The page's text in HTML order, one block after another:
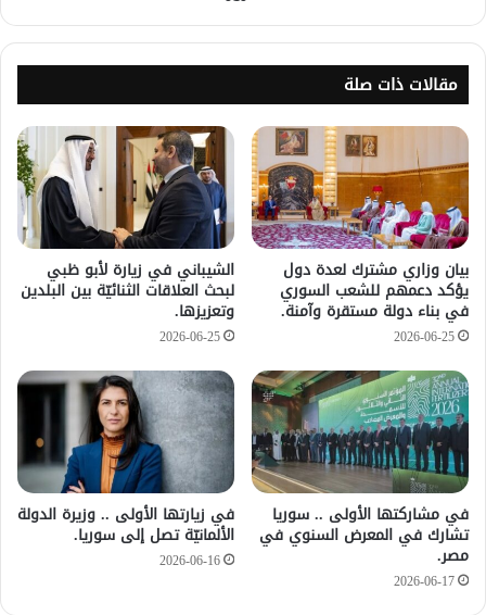
مقالات ذات صلة
بيان وزاري مشترك لعدة دول
يؤكد دعمهم للشعب السوري
في بناء دولة مستقرة وآمنة.
2026-06-25
الشيباني في زيارة لأبو ظبي
لبحث العلاقات الثنائيّة بين البلدين
وتعزيزها.
2026-06-25
في مشاركتها الأولى .. سوريا
تشارك في المعرض السنوي في
مصر.
2026-06-17
في زيارتها الأولى .. وزيرة الدولة
الألمانيّة تصل إلى سوريا.
2026-06-16